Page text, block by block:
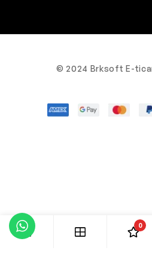
© 2024 Brksoft E-
0